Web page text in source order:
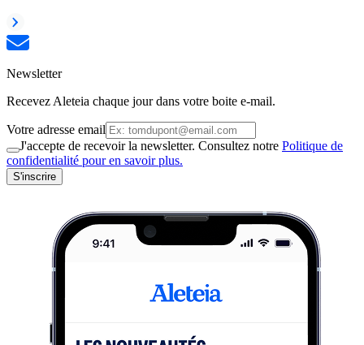
Newsletter
Recevez Aleteia chaque jour dans votre boite e-mail.
Votre adresse email
J'accepte de recevoir la newsletter. Consultez notre Politique de
confidentialité pour en savoir plus.
S'inscrire